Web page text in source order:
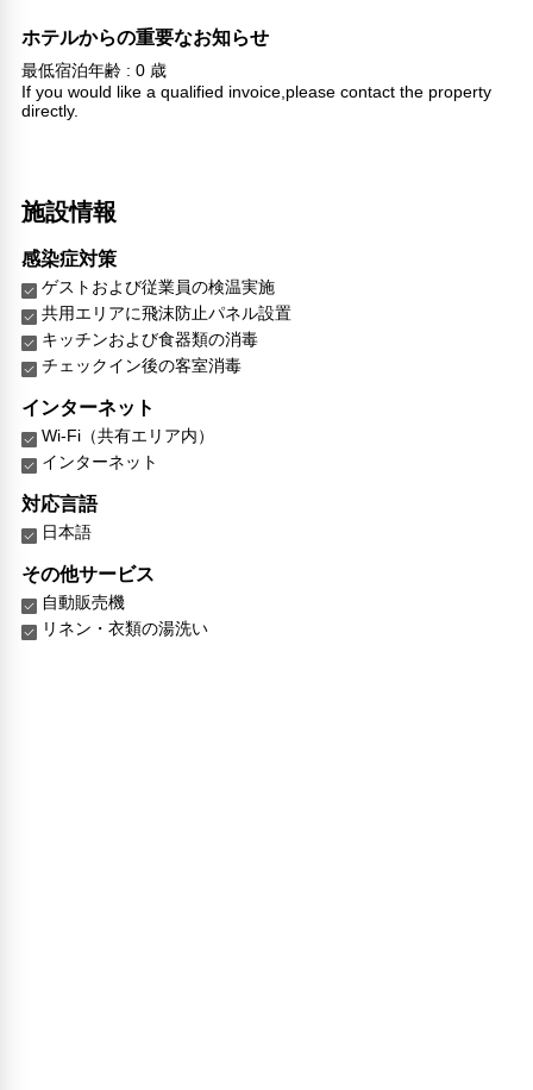
ホテルからの重要なお知らせ
最低宿泊年齢 : 0 歳
If you would like a qualified invoice,please contact the property
directly.
施設情報
感染症対策
ゲストおよび従業員の検温実施
共用エリアに飛沫防止パネル設置
キッチンおよび食器類の消毒
チェックイン後の客室消毒
インターネット
Wi-Fi（共有エリア内）
インターネット
対応言語
日本語
その他サービス
自動販売機
リネン・衣類の湯洗い